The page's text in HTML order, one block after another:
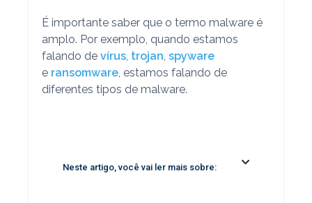
É importante saber que o termo malware é
amplo. Por exemplo, quando estamos
falando de vírus, trojan, spyware
e ransomware, estamos falando de
diferentes tipos de malware.
Neste artigo, você vai ler mais sobre: